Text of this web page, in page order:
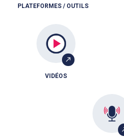
PLATEFORMES / OUTILS
VIDÉOS